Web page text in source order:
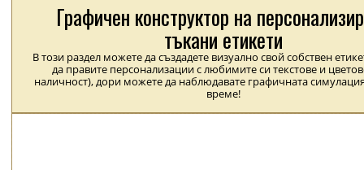
Графичен конструктор на
тъкани етикети
В този раздел можете да създадете визуално свой собствен
да правите персонализации с любимите си текстове и
наличност), дори можете да наблюдавате графичната
време!